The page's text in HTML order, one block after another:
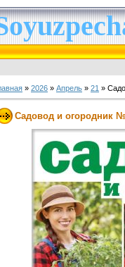
» 2026 » Апрель » 21 »
Садовод и огородник